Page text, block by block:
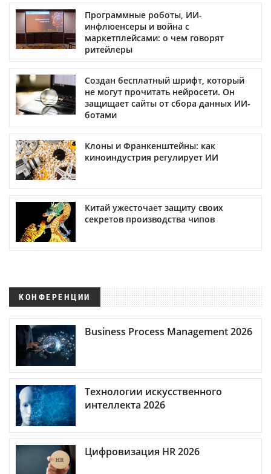
Программные роботы, ИИ-
инфлюенсеры и война с
маркетплейсами: о чем говорят
ритейлеры
Создан бесплатный шрифт, который
не могут прочитать нейросети. Он
защищает сайты от сбора данных ИИ-
ботами
Клоны и Франкенштейны: как
киноиндустрия регулирует ИИ
Китай ужесточает защиту своих
секретов производства чипов
КОНФЕРЕНЦИИ
Business Process Management 2026
Технологии искусственного
интеллекта 2026
Цифровизация HR 2026